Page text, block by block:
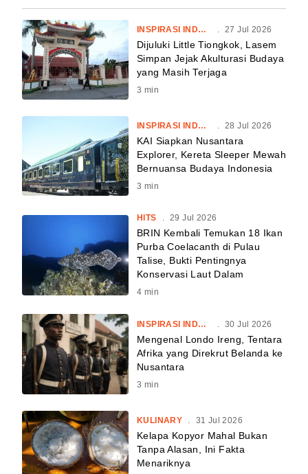
INSPIRASI INDONESIA . 27 Jul 2026
Dijuluki Little Tiongkok, Lasem
Simpan Jejak Akulturasi Budaya
yang Masih Terjaga
3 min
INSPIRASI INDONESIA . 28 Jul 2026
KAI Siapkan Nusantara
Explorer, Kereta Sleeper Mewah
Bernuansa Budaya Indonesia
3 min
HITS . 29 Jul 2026
BRIN Kembali Temukan 18 Ikan
Purba Coelacanth di Pulau
Talise, Bukti Pentingnya
Konservasi Laut Dalam
4 min
INSPIRASI INDONESIA 30 Jul 2026
Mengenal Londo Ireng, Tentara
Afrika yang Direkrut Belanda ke
Nusantara
3 min
KULINARY 31 Jul 2026
Kelapa Kopyor Mahal Bukan
Tanpa Alasan, Ini Fakta
Menariknya